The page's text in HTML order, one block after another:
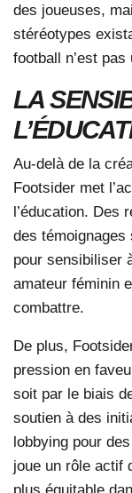
des joueuses,
stéréotypes
football n’est
LA
Au-delà de la
Footsider met
l’éducation. Des
des
pour sensibiliser
amateur féminin
combattre.
De plus,
pression en
soit par le biais
soutien à des
lobbying pour
joue un rôle actif
plus équitable